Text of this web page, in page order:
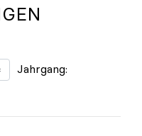
Jahrgang: